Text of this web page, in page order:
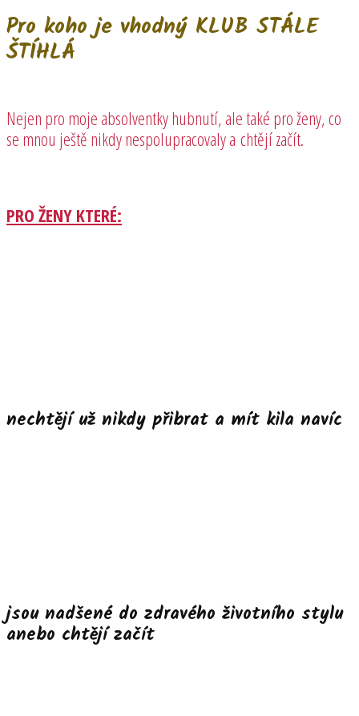
Pro koho je vhodný KLUB STÁLE
ŠTÍHLÁ
Nejen pro moje absolventky hubnutí, ale také pro ženy, co
se mnou ještě nikdy nespolupracovaly a chtějí začít.
PRO ŽENY KTERÉ:
nechtějí už nikdy přibrat a mít kila navíc
jsou nadšené do zdravého životního stylu
anebo chtějí začít